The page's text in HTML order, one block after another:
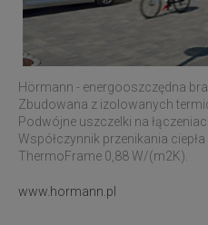
Hörmann - energooszczędna
Zbudowana z izolowanych
Podwójne uszczelki na
Współczynnik przenikania
ThermoFrame 0,88 W/(m2K).
www.hormann.pl